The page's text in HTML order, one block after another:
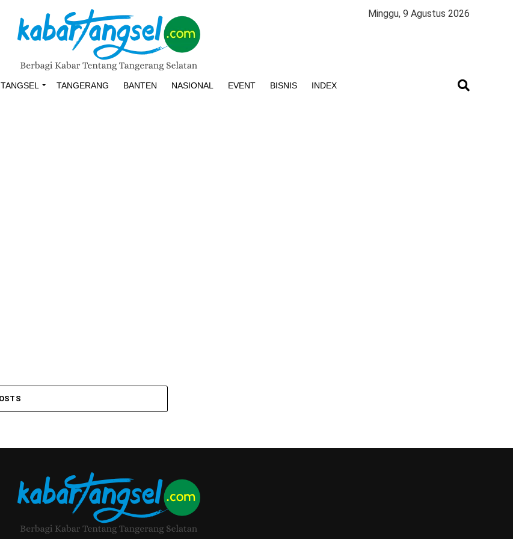
Minggu, 9 Agustus 2026
TANGSEL TANGERANG BANTEN NASIONAL EVENT BISNIS INDEX